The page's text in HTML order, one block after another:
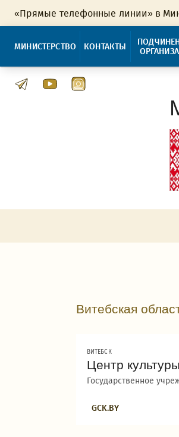
«Прямые телефонные линии» в
МИНИСТЕРСТВО КОНТАКТЫ
Витебская
ВИТЕБСК
Центр
Государственное
GCK.BY